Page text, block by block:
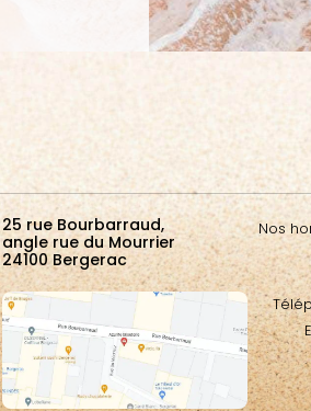
25 rue Bourbarraud,
angle rue du Mourrier
24100 Bergerac
Nos